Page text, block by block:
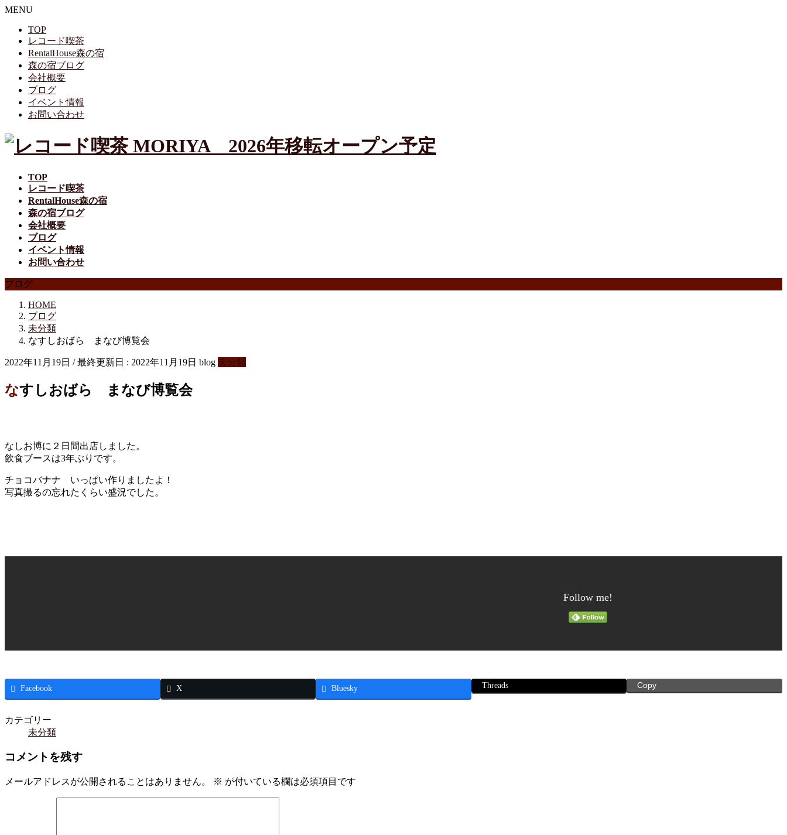
MENU
TOP
レコード喫茶
RentalHouse森の宿
森の宿ブログ
会社概要
ブログ
イベント情報
お問い合わせ
TOP
レコード喫茶
RentalHouse森の宿
森の宿ブログ
会社概要
ブログ
イベント情報
お問い合わせ
ブログ
HOME
ブログ
未分類
なすしおばら まなび博覧会
2022年11月19日 / 最終更新日 : 2022年11月19日 blog 未分類
なすしおばら まなび博覧会
なしお博に２日間出店しました。
飲食ブースは3年ぶりです。
チョコバナナ いっぱい作りましたよ！
写真撮るの忘れたくらい盛況でした。
Follow me!
Facebook X Bluesky Threads Copy
カテゴリー
未分類
コメントを残す
メールアドレスが公開されることはありません。 ※ が付いている欄は必須項目です